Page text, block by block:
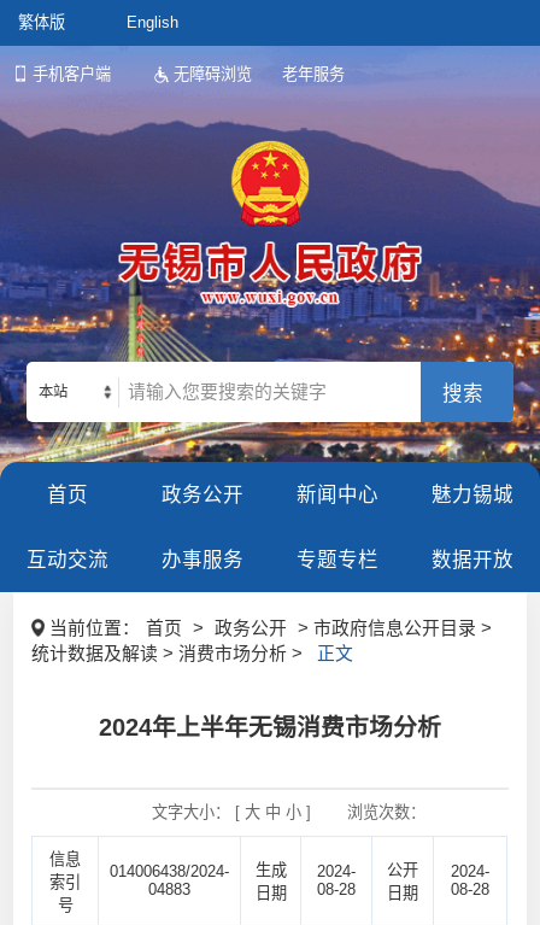
繁体版 English
手机客户端 无障碍浏览 老年服务
本站
首页 政务公开 新闻中心 魅力锡城
互动交流 办事服务 专题专栏 数据开放
当前位置： 首页 > 政务公开
> 市政府信息公开目录 >
统计数据及解读 > 消费市场分析 >
正文
2024年上半年无锡消费市场分析
文字大小： [ 大 中 小] 浏览次数：
信息
索引
号
014006438/2024-
04883
生成
日期
2024-
08-28
公开
日期
2024-
08-28